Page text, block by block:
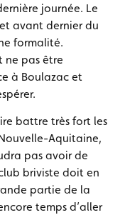
journée. Le
et avant dernier du
formalité.
ne pas être
à Boulazac et
battre très fort les
Aquitaine,
pas avoir de
briviste doit en
partie de la
temps d’aller